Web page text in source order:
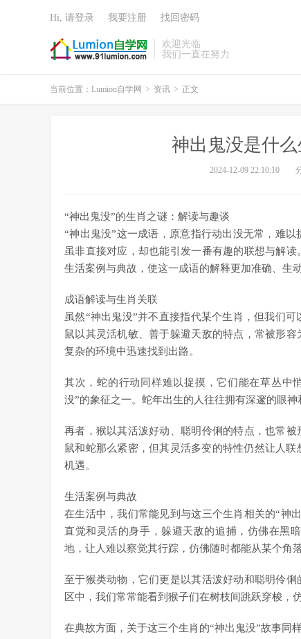
欢迎光临
我们一直在努力
Hi, 请登录 我要注册 找回密码
当前位置： Lumion自学网 > 资讯 > 正文
神出鬼没是什
2024-12-09 22:10:10
“神出鬼没”的生肖之谜：解读与趣谈
“神出鬼没”这一成语，原意指行动出没无常，难
虽非直接对应，却也能引发一番有趣的联想与解
生活案例与典故，使这一成语的解释更加准确、生
成语解读与生肖关联
虽然“神出鬼没”并不直接指代某个生肖，但我们
鼠以其灵活机敏、善于躲避天敌的特点，常被形
复杂的环境中迅速找到出路。
其次，蛇的行动同样难以捉摸，它们能在草丛中
没”的象征之一。蛇年出生的人往往拥有深邃的眼神
再者，猴以其活泼好动、聪明伶俐的特点，也常
鼠和蛇那么紧密，但其灵活多变的特性仍然让人
机遇。
生活案例与典故
在生活中，我们常能见到与这三个生肖相关的“神
直觉和灵活的身手，躲避天敌的追捕，仿佛在黑
地，让人难以察觉其行踪，仿佛随时都能从某个角
至于猴类动物，它们更是以其活泼好动和聪明伶
区中，我们常常能看到猴子们在树枝间跳跃穿梭，
在典故方面，关于这三个生肖的“神出鬼没”故事同